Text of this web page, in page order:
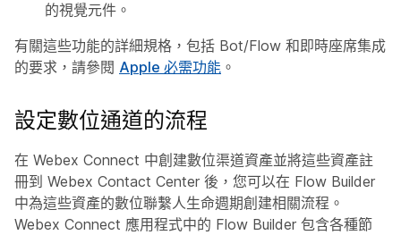
的視覺元件。
有關這些功能的詳細規格，包括 Bot/Flow 和即時座席集成
的要求，請參閱 Apple 必需功能 。
設定數位通道的流程
在 Webex Connect 中創建數位渠道資產並將這些資產註
冊到 Webex Contact Center 後，您可以在 Flow Builder
中為這些資產的數位聯繫人生命週期創建相關流程。
Webex Connect 應用程式中的 Flow Builder 包含各種節